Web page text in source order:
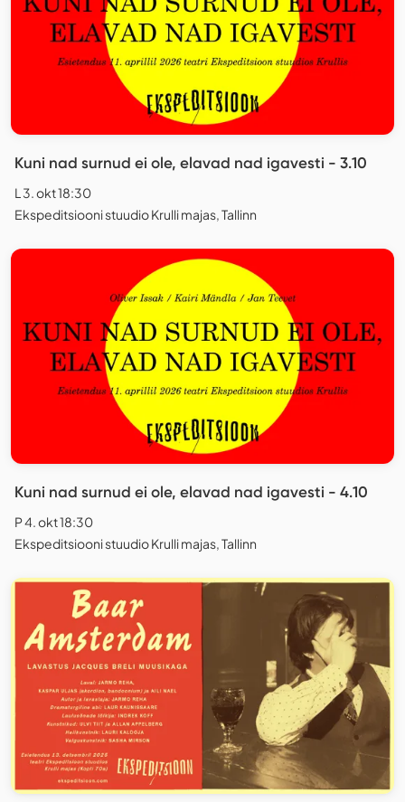
Kuni nad surnud ei ole, elavad nad igavesti - 3.10
L 3. okt 18:30
Ekspeditsiooni stuudio Krulli majas, Tallinn
Kuni nad surnud ei ole, elavad nad igavesti - 4.10
P 4. okt 18:30
Ekspeditsiooni stuudio Krulli majas, Tallinn